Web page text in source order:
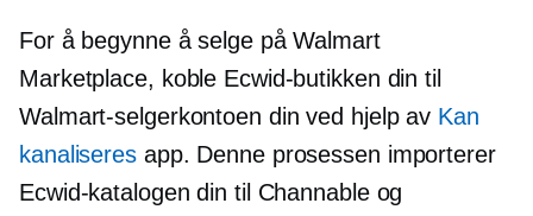
For å begynne å selge på Walmart
Marketplace, koble Ecwid-butikken din til
Walmart-selgerkontoen din ved hjelp av Kan
kanaliseresapp. Denne prosessen importerer
Ecwid-katalogen din til Channable og